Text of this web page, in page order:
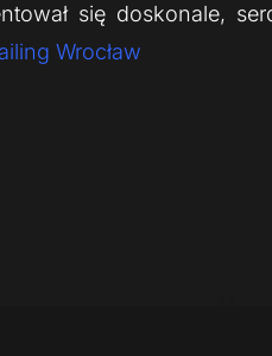
się doskonale,
Wrocław